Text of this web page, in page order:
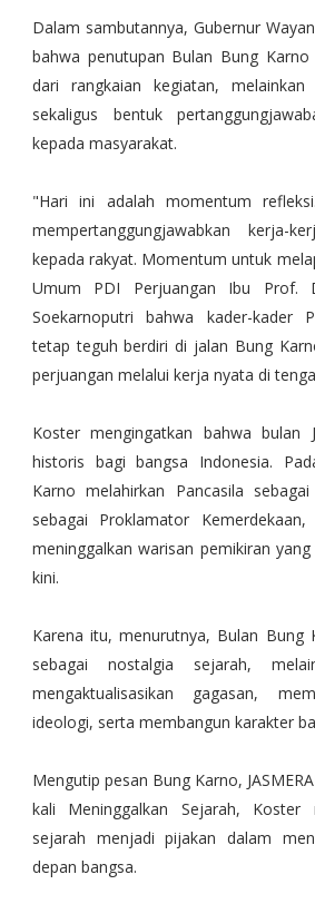
Dalam sambutannya, Gubernur
bahwa penutupan Bulan Bung
dari rangkaian kegiatan,
sekaligus bentuk
kepada masyarakat.
"Hari ini adalah momentum
mempertanggungjawabkan kerja-
kepada rakyat. Momentum untuk
Umum PDI Perjuangan Ibu Prof.
Soekarnoputri bahwa kader-kader
tetap teguh berdiri di jalan Bung
perjuangan melalui kerja nyata di
Koster mengingatkan bahwa bulan
historis bagi bangsa Indonesia.
Karno melahirkan Pancasila
sebagai Proklamator
meninggalkan warisan pemikiran
kini.
Karena itu, menurutnya, Bulan Bung
sebagai nostalgia sejarah,
mengaktualisasikan gagasan,
ideologi, serta membangun karakter
Mengutip pesan Bung Karno,
kali Meninggalkan Sejarah, Koster
sejarah menjadi pijakan dalam
depan bangsa.